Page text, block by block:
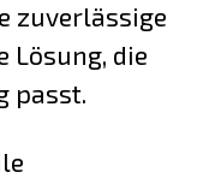
zuverlässige
Lösung, die
passt.